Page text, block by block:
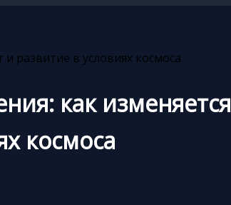
развитие в условиях космоса
как изменяется
космоса